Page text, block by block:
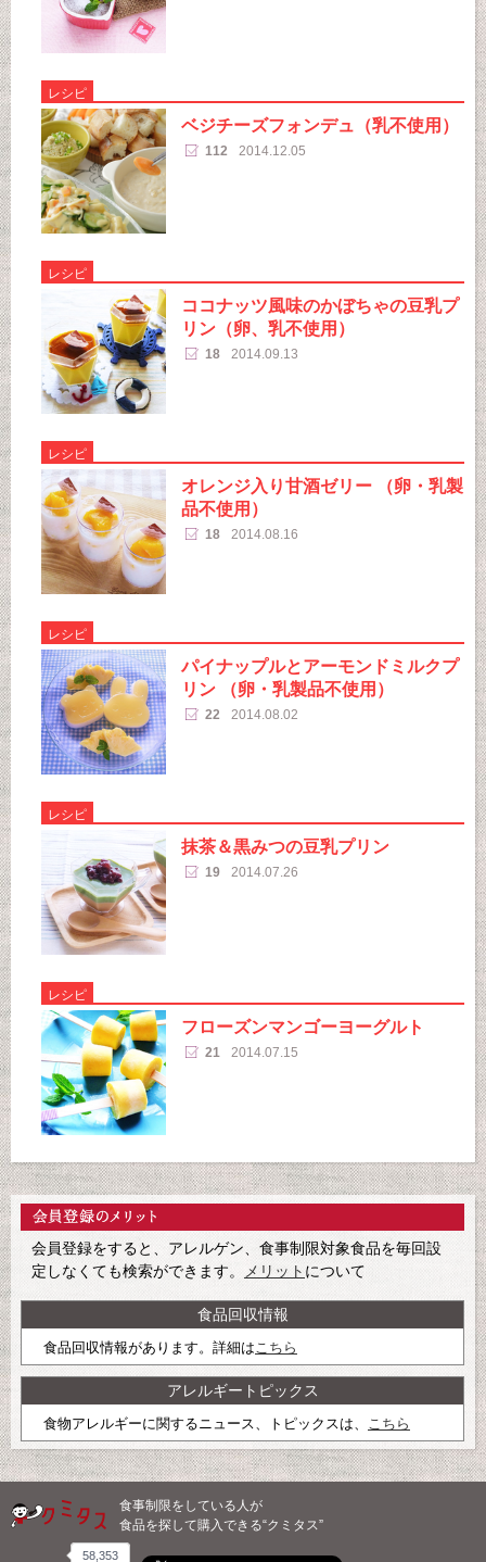
レシピ
ベジチーズフォンデュ（乳不使用）
112 2014.12.05
レシピ
ココナッツ風味のかぼちゃの豆乳プ
リン（卵、乳不使用）
18 2014.09.13
レシピ
オレンジ入り甘酒ゼリー （卵・乳製
品不使用）
18 2014.08.16
レシピ
パイナップルとアーモンドミルクプ
リン （卵・乳製品不使用）
22 2014.08.02
レシピ
抹茶＆黒みつの豆乳プリン
19 2014.07.26
レシピ
フローズンマンゴーヨーグルト
21 2014.07.15
会員登録をすると、アレルゲン、食事制限対象食品を毎回設
定しなくても検索ができます。
メリット について
食品回収情報
食品回収情報があります。詳細は こちら
アレルギートピックス
食物アレルギーに関するニュース、トピックスは、 こちら
食事制限をしている人が
食品を探して購入できる“クミタス”
58,353